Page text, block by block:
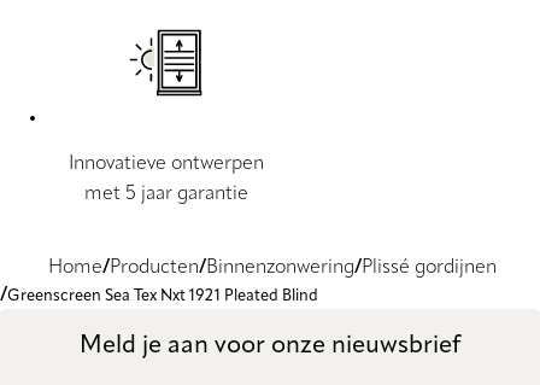
Innovatieve ontwerpen
met 5 jaar garantie
Home Producten Binnenzonwering Plissé gordijnen
Greenscreen Sea Tex Nxt 1921 Pleated Blind
Meld je aan voor onze nieuwsbrief